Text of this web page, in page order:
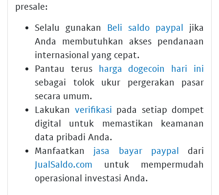
presale:
Selalu gunakan Beli saldo paypal jika
Anda membutuhkan akses pendanaan
internasional yang cepat.
Pantau terus harga dogecoin hari ini
sebagai tolok ukur pergerakan pasar
secara umum.
Lakukan verifikasi pada setiap dompet
digital untuk memastikan keamanan
data pribadi Anda.
Manfaatkan jasa bayar paypal dari
JualSaldo.com untuk mempermudah
operasional investasi Anda.